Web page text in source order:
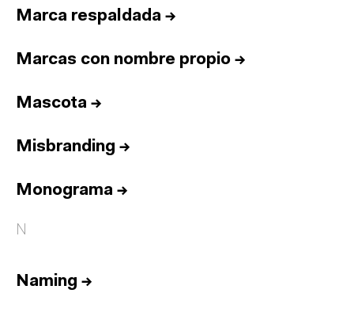
Marca respaldada →
Marcas con nombre propio →
Mascota →
Misbranding →
Monograma →
N
Naming →